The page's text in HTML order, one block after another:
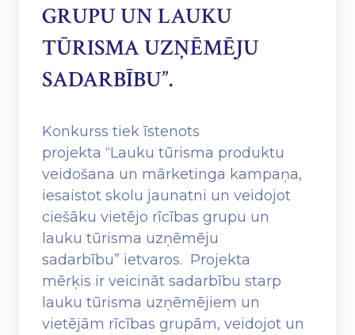
GRUPU UN LAUKU
TŪRISMA UZŅĒMĒJU
SADARBĪBU”.
Konkurss tiek īstenots
projekta “Lauku tūrisma produktu
veidošana un mārketinga kampaņa,
iesaistot skolu jaunatni un veidojot
ciešāku vietējo rīcības grupu un
lauku tūrisma uzņēmēju
sadarbību” ietvaros. Projekta
mērķis ir veicināt sadarbību starp
lauku tūrisma uzņēmējiem un
vietējām rīcības grupām, veidojot un